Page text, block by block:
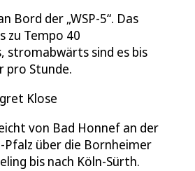
Bord der „WSP-5“. Das
zu Tempo 40
sind es bis
pro Stunde.
Klose
von Bad Honnef an der
Pfalz über die Bornheimer
bis nach Köln-Sürth.